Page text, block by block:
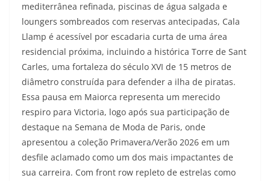
mediterrânea refinada, piscinas de água salgada e
loungers sombreados com reservas antecipadas, Cala
Llamp é acessível por escadaria curta de uma área
residencial próxima, incluindo a histórica Torre de Sant
Carles, uma fortaleza do século XVI de 15 metros de
diâmetro construída para defender a ilha de piratas.
Essa pausa em Maiorca representa um merecido
respiro para Victoria, logo após sua participação de
destaque na Semana de Moda de Paris, onde
apresentou a coleção Primavera/Verão 2026 em um
desfile aclamado como um dos mais impactantes de
sua carreira. Com front row repleto de estrelas como